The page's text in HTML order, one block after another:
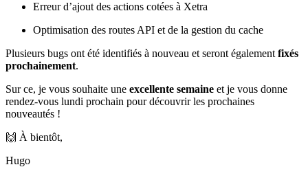
Erreur d’ajout des actions cotées à Xetra
Optimisation des routes API et de la gestion du cache
Plusieurs bugs ont été identifiés à nouveau et seront également fixés
prochainement.
Sur ce, je vous souhaite une excellente semaine et je vous donne
rendez-vous lundi prochain pour découvrir les prochaines
nouveautés !
🙌 À bientôt,
Hugo